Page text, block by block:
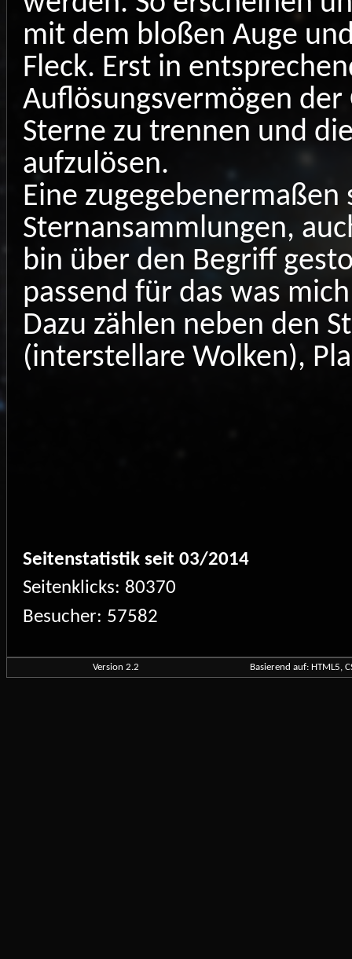
mit dem bloßen Auge
Fleck. Erst in
Auflösungsvermögen
Sterne zu trennen und
aufzulösen.
Eine
Sternansammlungen,
bin über den Begriff
passend für das was
Dazu zählen neben den
(interstellare Wolken),
Seitenstatistik seit 03/2014
Seitenklicks: 80370
Besucher: 57582
Version 2.2 Basierend auf: HTML5,